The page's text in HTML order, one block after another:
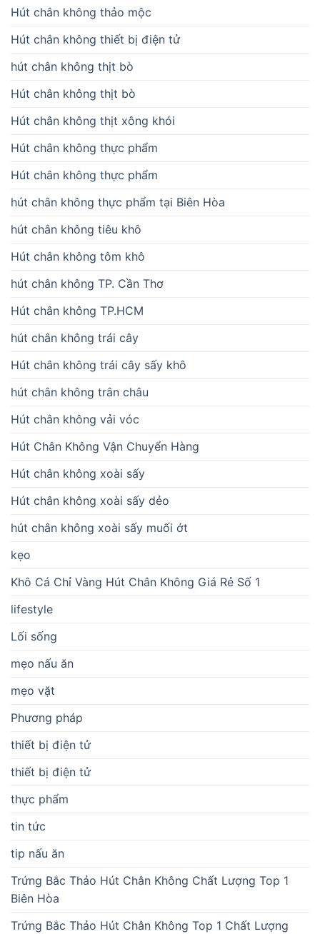
Hút chân không thảo mộc
Hút chân không thiết bị điện tử
hút chân không thịt bò
Hút chân không thịt bò
Hút chân không thịt xông khói
Hút chân không thực phẩm
Hút chân không thực phẩm
hút chân không thực phẩm tại Biên Hòa
hút chân không tiêu khô
Hút chân không tôm khô
hút chân không TP. Cần Thơ
Hút chân không TP.HCM
hút chân không trái cây
Hút chân không trái cây sấy khô
hút chân không trân châu
Hút chân không vải vóc
Hút Chân Không Vận Chuyển Hàng
Hút chân không xoài sấy
Hút chân không xoài sấy dẻo
hút chân không xoài sấy muối ớt
kẹo
Khô Cá Chỉ Vàng Hút Chân Không Giá Rẻ Số 1
lifestyle
Lối sống
mẹo nấu ăn
mẹo vặt
Phương pháp
thiết bị điện tử
thiết bị điện tử
thực phẩm
tin tức
tip nấu ăn
Trứng Bắc Thảo Hút Chân Không Chất Lượng Top 1
Biên Hòa
Trứng Bắc Thảo Hút Chân Không Top 1 Chất Lượng